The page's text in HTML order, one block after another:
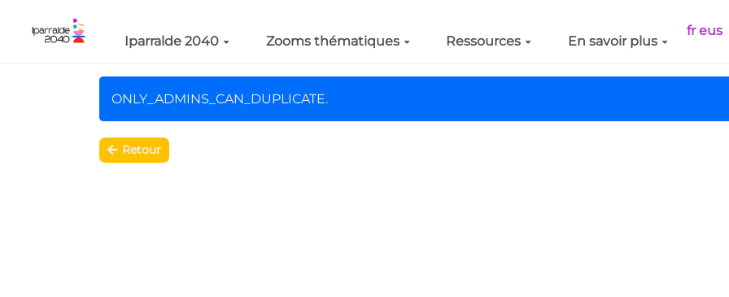
Aller au contenu principal
Iparralde 2040
Zooms thématiques Ressources En savoir plus
fr eus
ONLY_ADMINS_CAN_DUPLICATE.
Retour